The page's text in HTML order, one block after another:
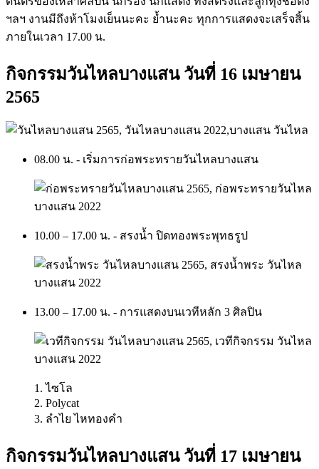
ฯลฯ งานมีถึงห้าโมงเย็นนะคะ ย้ำนะคะ ทุกการแสดงจะเสร็จสิ้น
ภายในเวลา 17.00 น.
กิจกรรมวันไหลบางแสน วันที่ 16 เมษายน
2565
08.00 น. - เริ่มการก่อพระทรายวันไหลบางแสน
10.00 – 17.00 น. - สรงน้ำ ปิดทองพระพุทธรูป
13.00 – 17.00 น. - การแสดงบนเวทีหลัก 3 ศิลปิน
1. ไซโล
2. Polycat
3. ลำไย ไหทองคำ
กิจกรรมวันไหลบางแสน วันที่ 17 เมษายน